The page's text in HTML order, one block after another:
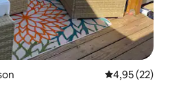
4,95 (22)